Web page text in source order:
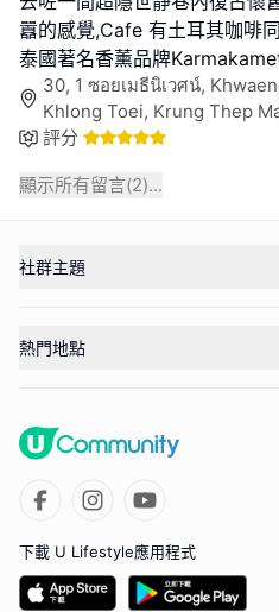
囂的感覺,Cafe 有土耳其咖啡
泰國著名香薰品牌
30, 1 ซอยเมธีนิเวศน์,
Khlong Toei, Krung Thep
評分
顯示所有留言(2)...
社群主題
熱門地點
下載 U Lifestyle應用程式